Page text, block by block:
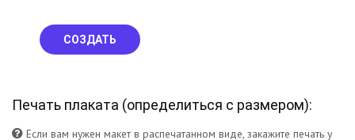
СОЗДАТЬ
Печать плаката (определиться с размером):
Если вам нужен макет в распечатанном виде, закажите печать у